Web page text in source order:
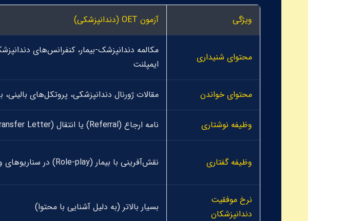
ویژگی آزمون OET (دندانپزشکی)
محتوای شنیداری
مکالمه دندانپزشک-بیمار، کنفرانس‌های
ایمپلنت
محتوای خواندن مقالات ژورنال دندانپزشکی، پروتکل‌های بالینی،
وظیفه نوشتاری نامه ارجاع (Referral) یا انتقال (Letter
وظیفه گفتاری نقش‌آفرینی با بیمار (Role-play) در سناریوهای واقعی
نرخ موفقیت
دندانپزشکان
بسیار بالاتر (به دلیل آشنایی با محتوا)